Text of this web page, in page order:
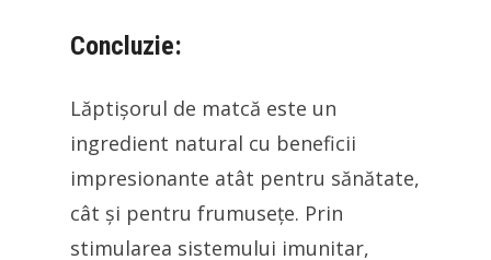
Concluzie:
Lăptișorul de matcă este un
ingredient natural cu beneficii
impresionante atât pentru sănătate,
cât și pentru frumusețe. Prin
stimularea sistemului imunitar,